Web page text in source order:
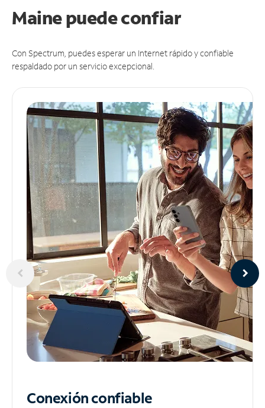
Maine puedeconfiar
Con Spectrum, puedes esperar un Internet rápido y confiable
respaldado por un servicio excepcional.
Conexión confiable